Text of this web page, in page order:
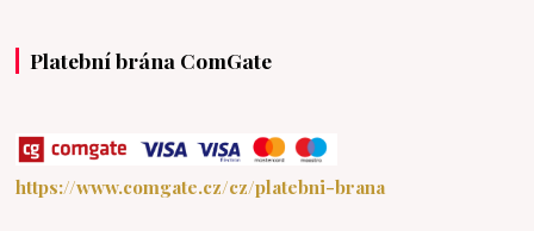
Platební brána ComGate
https://www.comgate.cz/cz/platebni-brana